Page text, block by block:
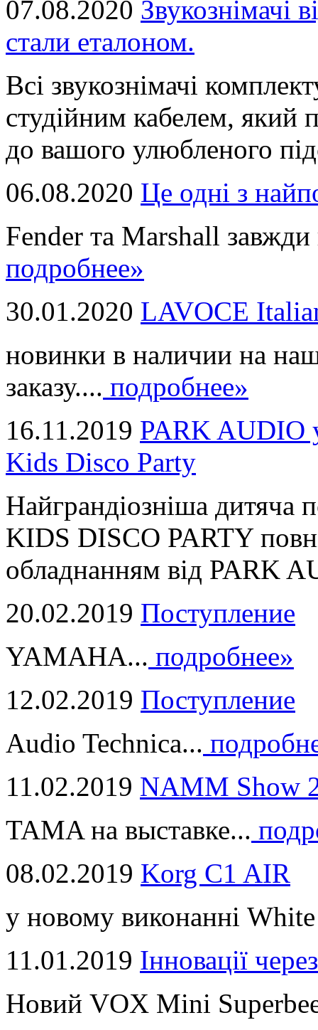
07.08.2020 Звукознімачі
стали еталоном.
Всі звукознімачі
студійним кабелем, який
до вашого улюбленого
06.08.2020 Це однi з
Fender та Marshall завжди
подробнее»
30.01.2020 LAVOCE
новинки в наличии на
заказу.... подробнее»
16.11.2019 PARK AUDIO
Kids Disco Party
Найграндіозніша дитяча
KIDS DISCO PARTY
обладнанням від PARK
20.02.2019 Поступление
YAMAHA... подробнее»
12.02.2019 Поступление
Audio Technica...
11.02.2019 NAMM Show
TAMA на выставке...
08.02.2019 Korg C1 AIR
у новому виконанні
11.01.2019 Інновації
Новий VOX Mini